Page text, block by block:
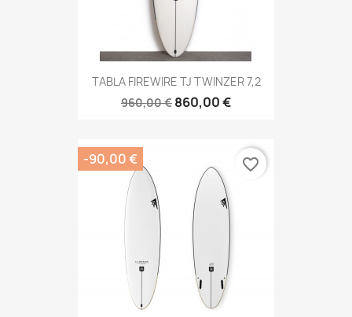
TABLA FIREWIRE TJ TWINZER 7,2
960,00 € 860,00 €
-90,00 € favorite_border